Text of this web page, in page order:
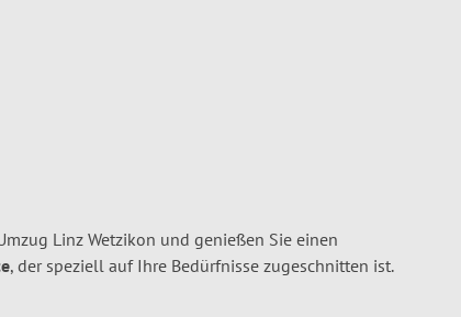
Linz Wetzikon und genießen Sie einen
, der speziell auf Ihre Bedürfnisse zugeschnitten ist.